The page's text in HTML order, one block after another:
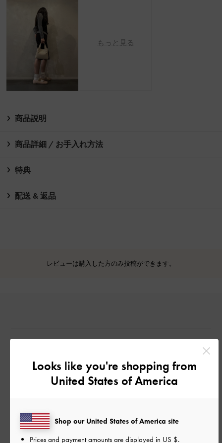
もっと見る
商品説明
商品詳細 / お手入れ方法
特典
配送 & 返品
レビューは購入した方のみ投稿ができます。
カスタマーレビュー
Looks like you're shopping from
United States of America
Shop our United States of America site
Prices and payment amounts are displayed in US $.